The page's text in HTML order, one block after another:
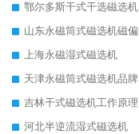
鄂尔多斯干式干选磁选机
上海永磁湿式磁选机
天津永磁筒式磁选机品牌
吉林干式磁选机工作原理
河北半逆流湿式磁选机